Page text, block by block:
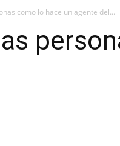
como lo hace un agente del...